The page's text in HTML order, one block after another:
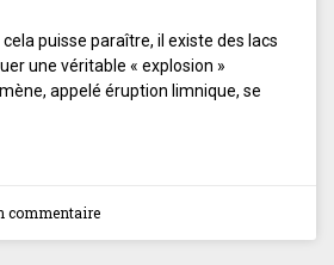
puisse paraître, il existe des lacs
une véritable « explosion »
appelé éruption limnique, se
commentaire